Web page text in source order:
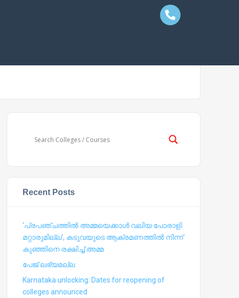
Recent Posts
‘പ്രപഞ്ചത്തില്‍ അമ്മയെക്കാള്‍ വലിയ പോരാളി
മറ്റാരുമില്ല’, കടുവയുടെ ആക്രമണത്തില്‍ നിന്ന്
കുഞ്ഞിനെ രക്ഷിച്ച് അമ്മ
പേജ് ലഭ്യമല്ല
Karnataka unlocking: Dates for reopening of
colleges announced